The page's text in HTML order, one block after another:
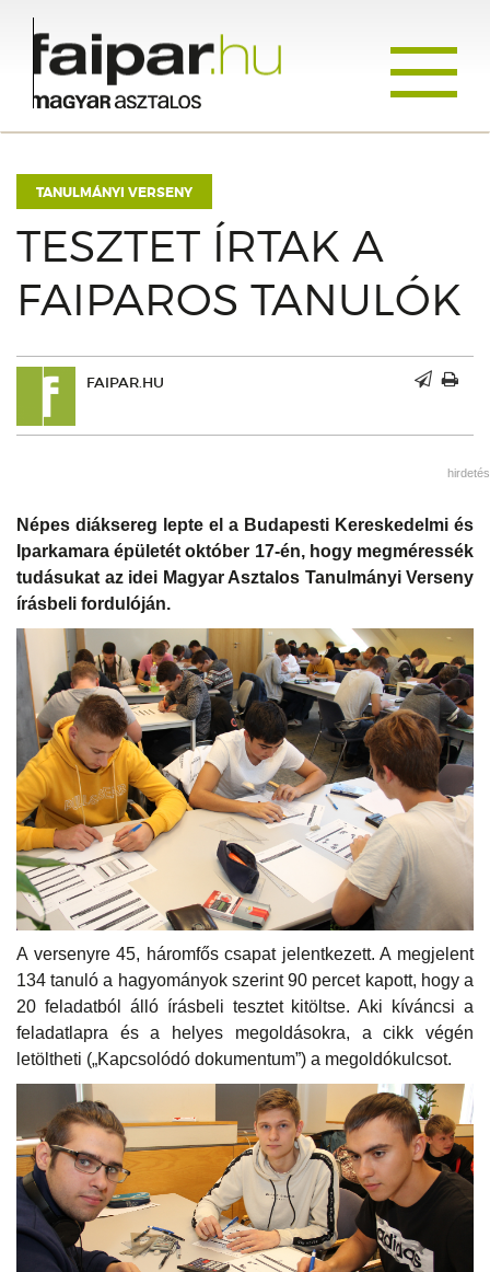
TANULMÁNYI VERSENY
TESZTET ÍRTAK A
FAIPAROS TANULÓK
FAIPAR.HU
hirdetés
Népes diáksereg lepte el a Budapesti Kereskedelmi és
Iparkamara épületét október 17-én, hogy megméressék
tudásukat az idei Magyar Asztalos Tanulmányi Verseny
írásbeli fordulóján.
A versenyre 45, háromfős csapat jelentkezett. A megjelent
134 tanuló a hagyományok szerint 90 percet kapott, hogy a
20 feladatból álló írásbeli tesztet kitöltse. Aki kíváncsi a
feladatlapra és a helyes megoldásokra, a cikk végén
letöltheti („Kapcsolódó dokumentum”) a megoldókulcsot.